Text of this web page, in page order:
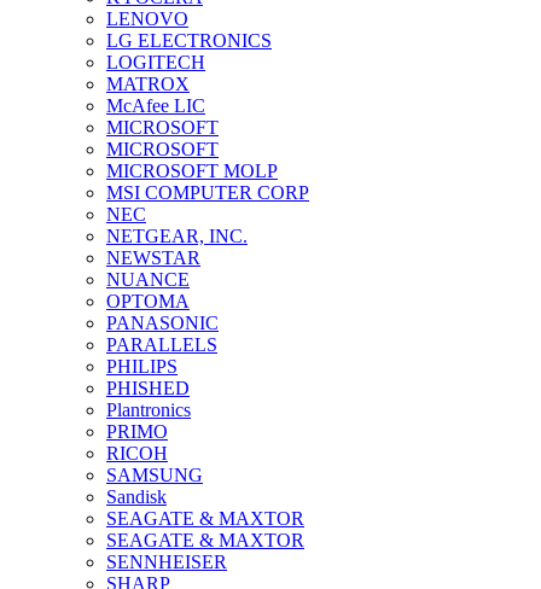
LENOVO
LG ELECTRONICS
LOGITECH
MATROX
McAfee LIC
MICROSOFT
MICROSOFT
MICROSOFT MOLP
MSI COMPUTER CORP
NEC
NETGEAR, INC.
NEWSTAR
NUANCE
OPTOMA
PANASONIC
PARALLELS
PHILIPS
PHISHED
Plantronics
PRIMO
RICOH
SAMSUNG
Sandisk
SEAGATE & MAXTOR
SEAGATE & MAXTOR
SENNHEISER
SHARP